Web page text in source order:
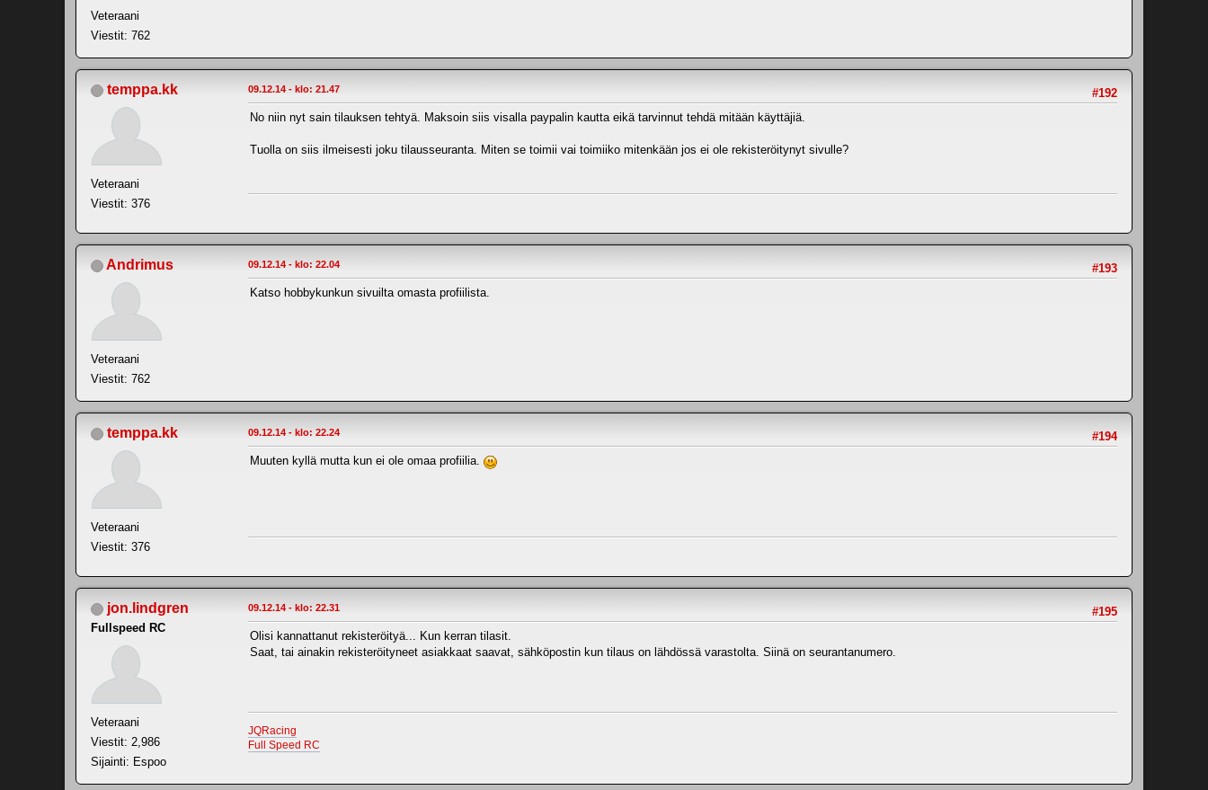
Veteraani
Viestit: 762
temppa.kk
Veteraani
Viestit: 376
#192
09.12.14 - klo: 21.47
No niin nyt sain tilauksen tehtyä. Maksoin siis visalla paypalin kautta eikä tarvinnut tehdä mitään käyttäjiä.
Tuolla on siis ilmeisesti joku tilausseuranta. Miten se toimii vai toimiiko mitenkään jos ei ole rekisteröitynyt sivulle?
Andrimus
Veteraani
Viestit: 762
#193
09.12.14 - klo: 22.04
Katso hobbykunkun sivuilta omasta profiilista.
temppa.kk
Veteraani
Viestit: 376
#194
09.12.14 - klo: 22.24
Muuten kyllä mutta kun ei ole omaa profiilia.
jon.lindgren
Fullspeed RC
Veteraani
Viestit: 2,986
Sijainti: Espoo
#195
09.12.14 - klo: 22.31
Olisi kannattanut rekisteröityä... Kun kerran tilasit.
Saat, tai ainakin rekisteröityneet asiakkaat saavat, sähköpostin kun tilaus on lähdössä varastolta. Siinä on seurantanumero.
JQRacing
Full Speed RC